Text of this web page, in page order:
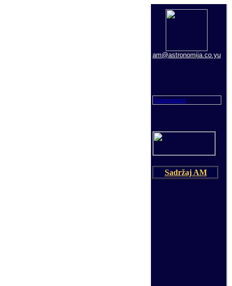
am@astronomija.co.yu
Instrumenti
Sadržaj AM